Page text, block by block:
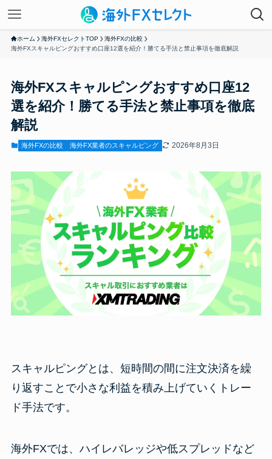
ホーム 海外FXセレクトTOP
海外FXの比較
海外FXスキャルピングおすすめ口座12選を紹介！勝てる手法と禁止事項を徹底解説
海外FXスキャルピングおすすめ口座12
選を紹介！勝てる手法と禁止事項を徹底
解説
海外FXの比較 海外FX業者のスキャルピング 2026年8月3日
スキャルピングとは、短時間の間に注文決済を繰
り返すことで小さな利益を積み上げていくトレー
ド手法です。
海外FXでは、ハイレバレッジや低スプレッドなど